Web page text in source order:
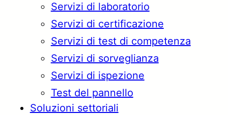
Servizi di laboratorio
Servizi di certificazione
Servizi di test di competenza
Servizi di sorveglianza
Servizi di ispezione
Test del pannello
Soluzioni settoriali